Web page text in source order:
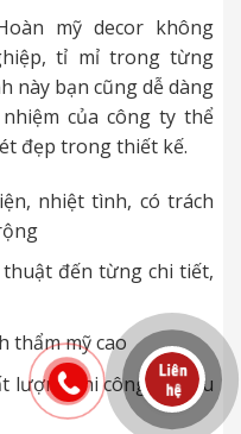
mỹ decor không
tỉ mỉ trong từng
này bạn cũng dễ dàng
của công ty thể
đẹp trong thiết kế.
nhiệt tình, có trách
thuật đến từng chi tiết,
thẩm mỹ cao
lượng thi công từ đầu